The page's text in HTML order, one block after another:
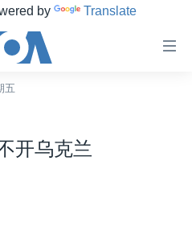
by Translate
五
开乌克兰